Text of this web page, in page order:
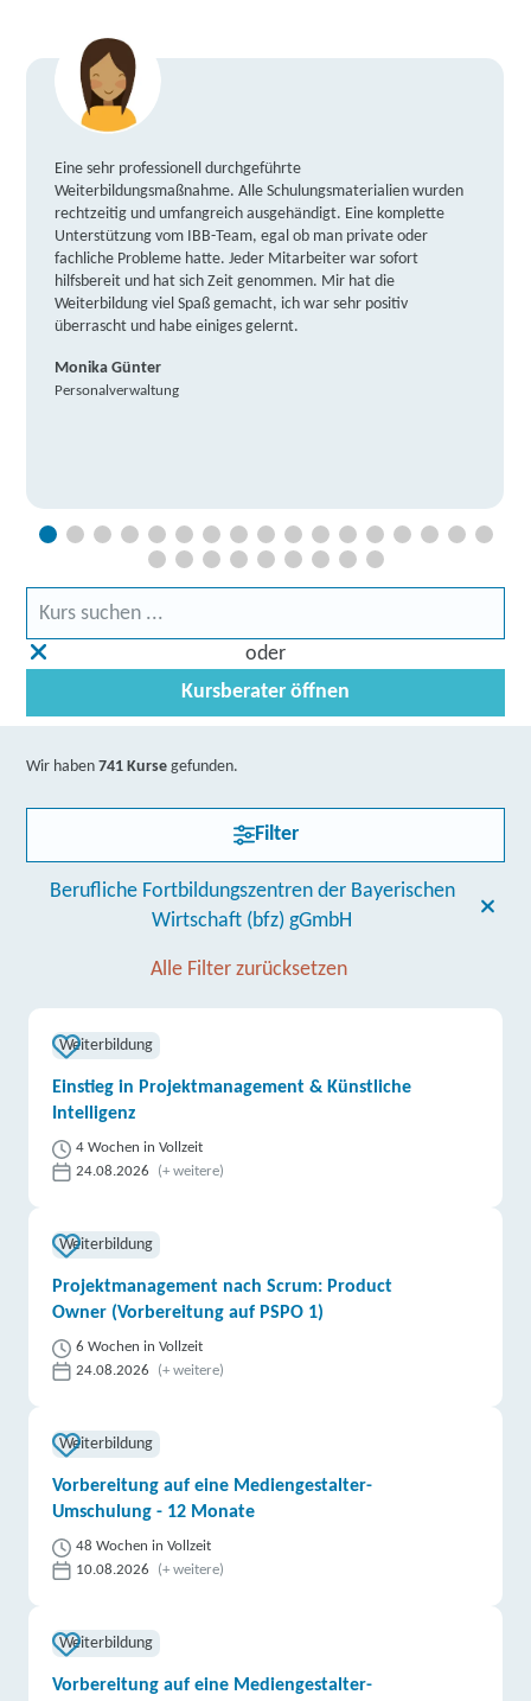
Eine sehr professionell durchgeführte
Weiterbildungsmaßnahme. Alle Schulungsmaterialien wurden
rechtzeitig und umfangreich ausgehändigt. Eine komplette
Unterstützung vom IBB-Team, egal ob man private oder
fachliche Probleme hatte. Jeder Mitarbeiter war sofort
hilfsbereit und hat sich Zeit genommen. Mir hat die
Weiterbildung viel Spaß gemacht, ich war sehr positiv
überrascht und habe einiges gelernt.
Monika Günter
Personalverwaltung
oder
Kursberater öffnen
Wir haben741 Kurse gefunden.
Filter
Berufliche Fortbildungszentren der Bayerischen
Wirtschaft (bfz) gGmbH
Alle Filter zurücksetzen
Weiterbildung
Einstieg in Projektmanagement & Künstliche
Intelligenz
4 Wochen in Vollzeit
24.08.2026
(+ weitere)
Weiterbildung
Projektmanagement nach Scrum: Product
Owner (Vorbereitung auf PSPO 1)
6 Wochen in Vollzeit
24.08.2026
(+ weitere)
Weiterbildung
Vorbereitung auf eine Mediengestalter-
Umschulung - 12 Monate
48 Wochen in Vollzeit
10.08.2026
(+ weitere)
Weiterbildung
Vorbereitung auf eine Mediengestalter-